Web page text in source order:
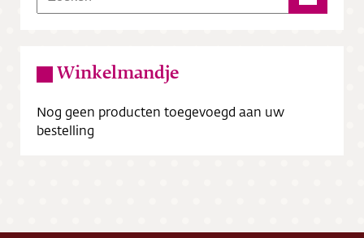
Winkelmandje
Nog geen producten toegevoegd aan uw
bestelling